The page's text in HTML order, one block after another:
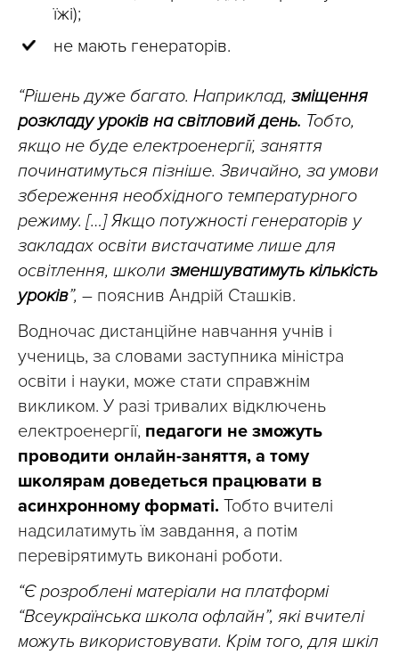
їжі);
не мають генераторів.
“Рішень дуже багато. Наприклад, зміщення
розкладу уроків на світловий день. Тобто,
якщо не буде електроенергії, заняття
починатимуться пізніше. Звичайно, за умови
збереження необхідного температурного
режиму. […] Якщо потужності генераторів у
закладах освіти вистачатиме лише для
освітлення, школи зменшуватимуть кількість
уроків”, – пояснив Андрій Сташків.
Водночас дистанційне навчання учнів і
учениць, за словами заступника міністра
освіти і науки, може стати справжнім
викликом. У разі тривалих відключень
електроенергії, педагоги не зможуть
проводити онлайн-заняття, а тому
школярам доведеться працювати в
асинхронному форматі. Тобто вчителі
надсилатимуть їм завдання, а потім
перевірятимуть виконані роботи.
“Є розроблені матеріали на платформі
“Всеукраїнська школа офлайн”, які вчителі
можуть використовувати. Крім того, для шкіл